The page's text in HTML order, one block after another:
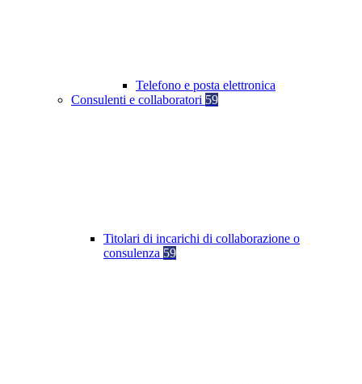
Telefono e posta elettronica
Consulenti e collaboratori 59
Titolari di incarichi di collaborazione o
consulenza 59